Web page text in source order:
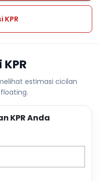
KPR
estimasi cicilan
KPR Anda